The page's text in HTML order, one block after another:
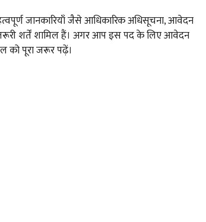
जानकारियाँ जैसे आधिकारिक अधिसूचना, आवेदन
जरूरी शर्तें शामिल हैं। अगर आप इस पद के लिए आवेदन
को पूरा जरूर पढ़ें।